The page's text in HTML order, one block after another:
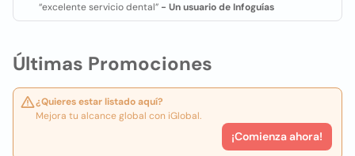
“excelente servicio dental” - Un usuario de Infoguías
Últimas Promociones
¿Quieres estar listado aquí?
Mejora tu alcance global con iGlobal.
¡Comienza ahora!